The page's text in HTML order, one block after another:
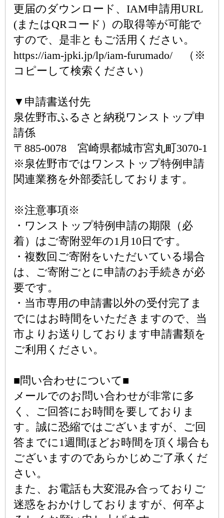
更届のダウンロード、IAM申請用URL
(またはQRコード）の取得等が可能で
すので、是非ともご活用ください。
https://iam-jpki.jp/lp/iam-furumado/ （※
コピーして検索ください）
▼申請書送付先
泉佐野市ふるさと納税ワンストップ申
請係
〒885-0078 宮崎県都城市宮丸町3070-1
※泉佐野市ではワンストップ特例申請
関連業務を外部委託しております。
※注意事項※
・ワンストップ特例申請の期限（必
着）はご寄附翌年の1月10日です。
・複数回ご寄附をいただいている場合
は、ご寄附ごとに申請のお手続きが必
要です。
・当市専用の申請書以外の受付完了ま
でにはお時間をいただきますので、当
市よりお送りしております申請書類を
ご利用ください。
■問い合わせについて■
メールでのお問い合わせが非常に多
く、ご回答にお時間を要しておりま
す。誠に恐縮ではございますが、ご回
答までに1週間ほどお時間を頂く場合も
ございますのであらかじめご了承くだ
さい。
また、お電話も大変混み合っておりご
迷惑をおかけしておりますが、何卒よ